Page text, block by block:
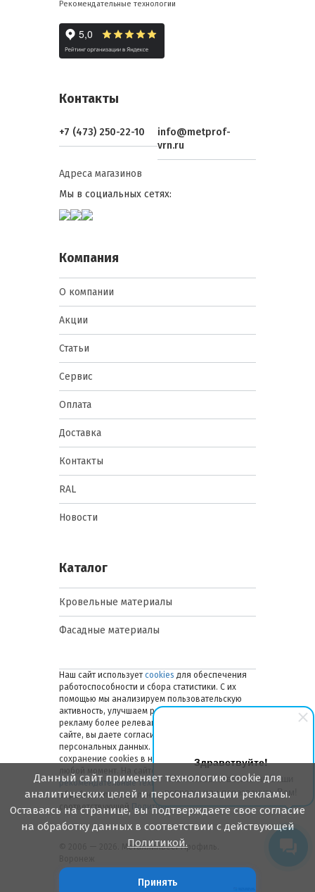
Здравствуйте!
Мы готовы ответить на Ваши
вопросы или перезвонить Вам!
Рекомендательные технологии
Контакты
+7 (473) 250-22-10
info@metprof-
vrn.ru
Адреса магазинов
Мы в социальных сетях:
Компания
О компании
Акции
Статьи
Сервис
Оплата
Доставка
Контакты
RAL
Новости
Каталог
Кровельные материалы
Фасадные материалы
Наш сайт использует cookies для обеспечения
работоспособности и сбора статистики. С их
помощью мы анализируем пользовательскую
активность, улучшаем работу сайта и делаем
рекламу более релевантной. Оставаясь на
сайте, вы даете согласие на обработку ваших
персональных данных. Вы можете отключить
сохранение cookies в настройках браузера в
любой момент. На сайте также применяются
рекомендательные технологии. Подробнее об
обработке персональных данных — в
соответствующей
Политике.
© 2006 — 2026. Металлинвест Профиль.
Данный сайт применяет технологию cookie для
аналитических целей и персонализации рекламы.
Оставаясь на странице, вы подтверждаете свое согласие
на обработку данных в соответствии с действующей
Политикой.
Принять